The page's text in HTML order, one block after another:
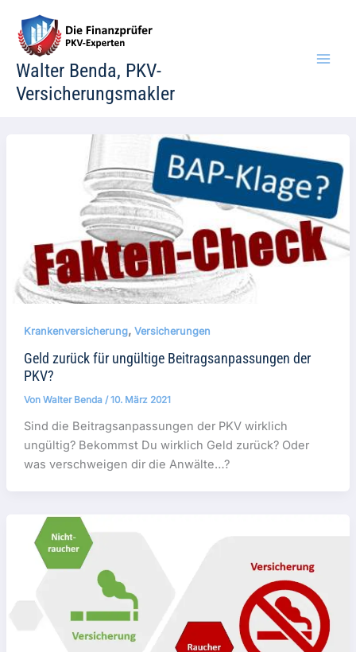
Inhalt
springen
Walter Benda, PKV-
Versicherungsmakler
Krankenversicherung, Versicherungen
Geld zurück für ungültige Beitragsanpassungen der
PKV?
Von Walter Benda /10. März 2021
Sind die Beitragsanpassungen der PKV wirklich
ungültig? Bekommst Du wirklich Geld zurück? Oder
was verschweigen dir die Anwälte…?